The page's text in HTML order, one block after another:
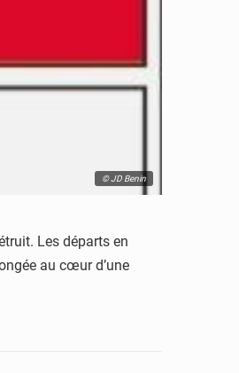
© JD Benin
Les départs en
au cœur d’une